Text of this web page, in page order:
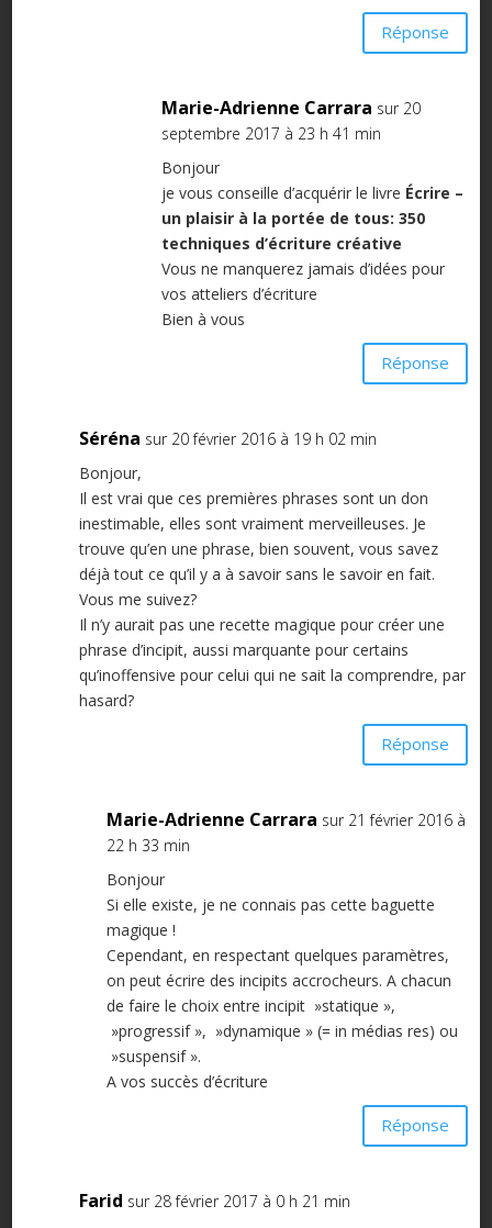
Réponse
Marie-Adrienne Carrara sur 20
septembre 2017 à 23 h 41 min
Bonjour
je vous conseille d’acquérir le livre Écrire –
un plaisir à la portée de tous: 350
techniques d’écriture créative
Vous ne manquerez jamais d’idées pour
vos atteliers d’écriture
Bien à vous
Réponse
Séréna sur 20 février 2016 à 19 h 02 min
Bonjour,
Il est vrai que ces premières phrases sont un don
inestimable, elles sont vraiment merveilleuses. Je
trouve qu’en une phrase, bien souvent, vous savez
déjà tout ce qu’il y a à savoir sans le savoir en fait.
Vous me suivez?
Il n’y aurait pas une recette magique pour créer une
phrase d’incipit, aussi marquante pour certains
qu’inoffensive pour celui qui ne sait la comprendre, par
hasard?
Réponse
Marie-Adrienne Carrara sur 21 février 2016 à
22 h 33 min
Bonjour
Si elle existe, je ne connais pas cette baguette
magique !
Cependant, en respectant quelques paramètres,
on peut écrire des incipits accrocheurs. A chacun
de faire le choix entre incipit »statique »,
»progressif », »dynamique » (= in médias res) ou
»suspensif ».
A vos succès d’écriture
Réponse
Farid sur 28 février 2017 à 0 h 21 min